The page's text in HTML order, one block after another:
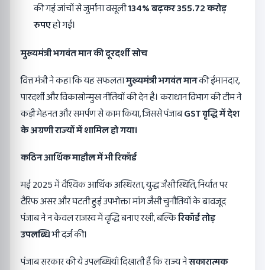
की गई जांचों से जुर्माना वसूली134%बढ़कर355.72करोड़
रुपएहो गई।
मुख्यमंत्री भगवंत मान की दूरदर्शी सोच
वित्त मंत्री ने कहा कि यह सफलतामुख्यमंत्री भगवंत मानकी ईमानदार,
पारदर्शी और विकासोन्मुख नीतियों की देन है। कराधान विभाग की टीम ने
कड़ी मेहनत और समर्पण से काम किया, जिससे पंजाबGSTवृद्धि में देश
के अग्रणी राज्यों में शामिल हो गया।
कठिन आर्थिक माहौल में भी रिकॉर्ड
मई 2025 में वैश्विक आर्थिक अस्थिरता, युद्ध जैसी स्थिति, निर्यात पर
टैरिफ असर और घटती हुई उपभोक्ता मांग जैसी चुनौतियों के बावजूद
पंजाब ने न केवल राजस्व में वृद्धि बनाए रखी, बल्किरिकॉर्ड तोड़
उपलब्धिभी दर्ज की।
पंजाब सरकार की ये उपलब्धियाँ दिखाती हैं कि राज्य नेसकारात्मक